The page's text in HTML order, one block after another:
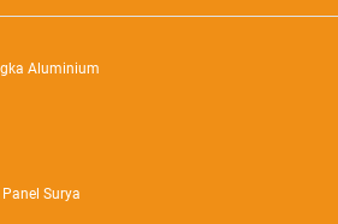
Aluminium
Surya